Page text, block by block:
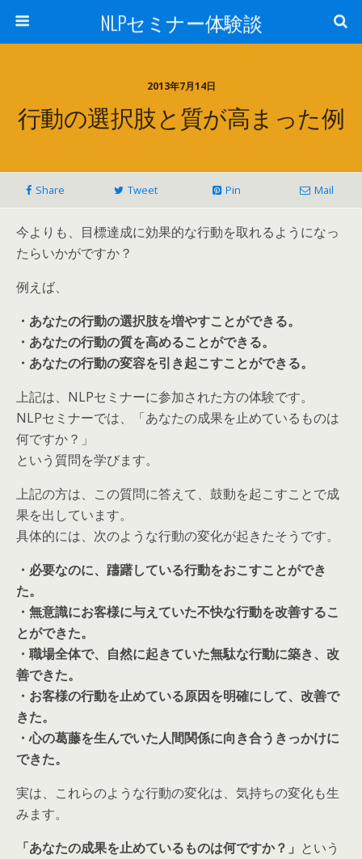
NLPセミナー体験談
2013年7月14日
行動の選択肢と質が高まった例
Share Tweet Pin Mail
今よりも、目標達成に効果的な行動を取れるようになっ
たらいかがですか？
例えば、
・あなたの行動の選択肢を増やすことができる。
・あなたの行動の質を高めることができる。
・あなたの行動の変容を引き起こすことができる。
上記は、NLPセミナーに参加された方の体験です。
NLPセミナーでは、「あなたの成果を止めているものは
何ですか？」
という質問を学びます。
上記の方は、この質問に答えて、鼓動を起こすことで成
果を出しています。
具体的には、次のような行動の変化が起きたそうです。
・必要なのに、躊躇している行動をおこすことができ
た。
・無意識にお客様に与えていた不快な行動を改善するこ
とができた。
・職場全体で、自然に起きていた無駄な行動に築き、改
善できた。
・お客様の行動を止めている原因を明確にして、改善で
きた。
・心の葛藤を生んでいた人間関係に向き合うきっかけに
できた。
実は、これらのような行動の変化は、気持ちの変化も生
みます。
「あなたの成果を止めているものは何ですか？」 という